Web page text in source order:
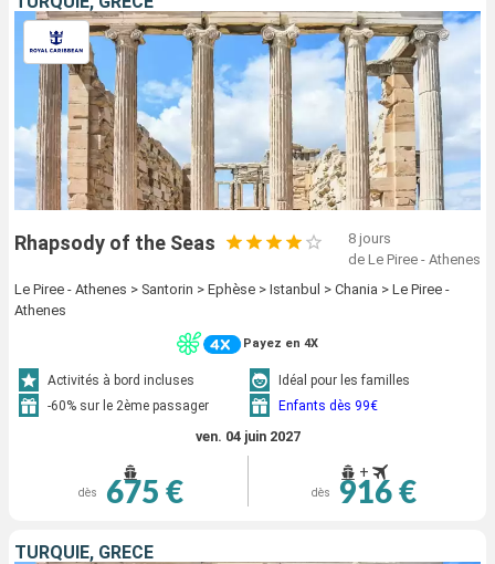
Rhapsody of the Seas
8 jours
de Le Piree - Athenes
Le Piree - Athenes > Santorin > Ephèse > Istanbul > Chania > Le Piree -
Athenes
Payez en 4X
Activités à bord incluses
Idéal pour les familles
-60% sur le 2ème passager
Enfants dès 99€
ven. 04 juin 2027
dès 675 €
+
dès 916 €
TURQUIE, GRÈCE